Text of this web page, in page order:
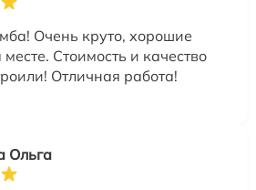
Очень круто, хорошие
Стоимость и качество
Отличная работа!
Ольга